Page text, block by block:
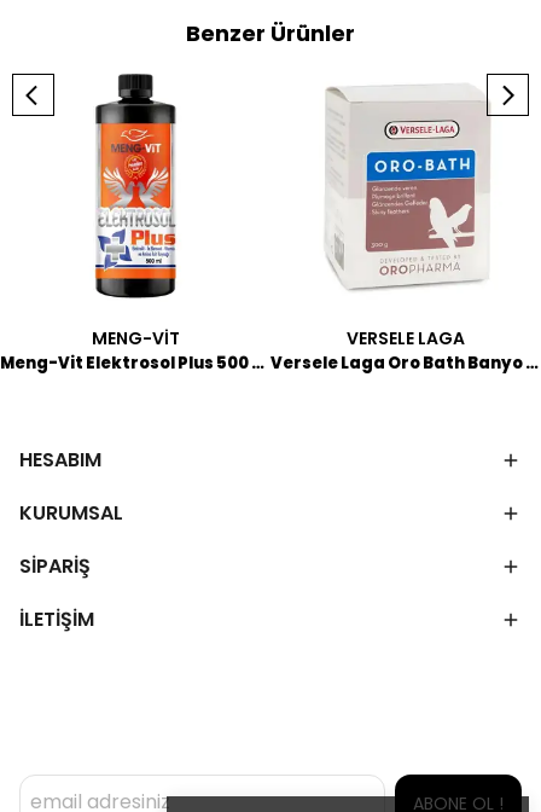
Benzer Ürünler
MENG-VİT
Meng-Vit Elektrosol Plus 500 ML
VERSELE LAGA
Versele Laga Oro Bath Banyo Tuzu 300 GR
HESABIM
KURUMSAL
SİPARİŞ
İLETİŞİM
ABONE OL !